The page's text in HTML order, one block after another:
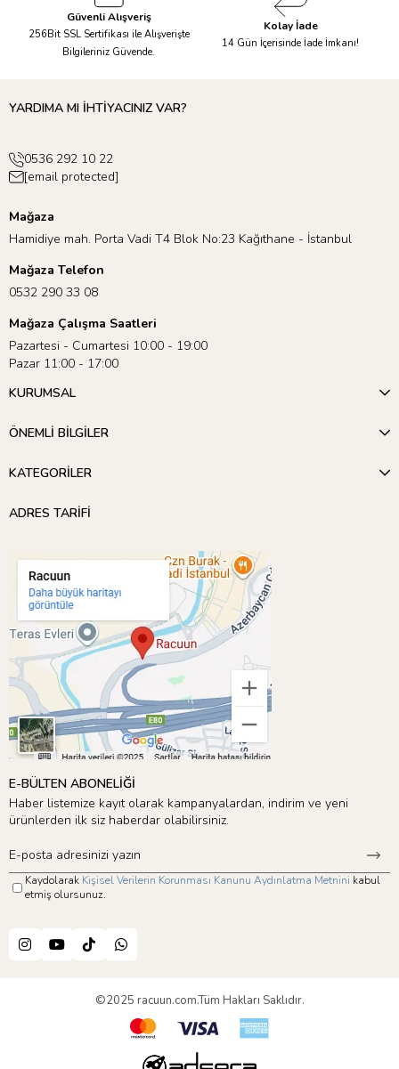
Güvenli Alışveriş
256Bit SSL Sertifikası ile Alışverişte
Bilgileriniz Güvende.
Kolay İade
14 Gün İçerisinde İade İmkanı!
YARDIMA MI İHTİYACINIZ VAR?
0536 292 10 22
[email protected]
Mağaza
Hamidiye mah. Porta Vadi T4 Blok No:23 Kağıthane - İstanbul
Mağaza Telefon
0532 290 33 08
Mağaza Çalışma Saatleri
Pazartesi - Cumartesi 10:00 - 19:00
Pazar 11:00 - 17:00
KURUMSAL
ÖNEMLİ BİLGİLER
KATEGORİLER
ADRES TARİFİ
E-BÜLTEN ABONELİĞİ
Haber listemize kayıt olarak kampanyalardan, indirim ve yeni
ürünlerden ilk siz haberdar olabilirsiniz.
Kaydolarak Kişisel Verilerin Korunması Kanunu Aydınlatma Metnini kabul
etmiş olursunuz.
©2025 racuun.com.Tüm Hakları Saklıdır.